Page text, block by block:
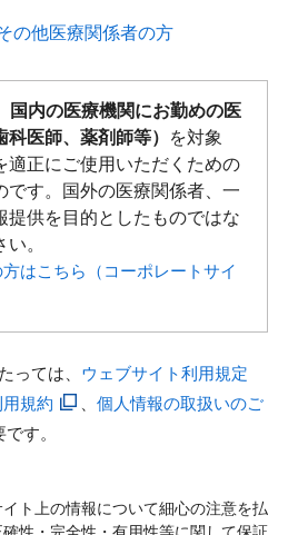
の他医療関係者の方​
国内の医療機関にお勤めの医
医師、薬剤師等）
を対象
適正にご使用いただくための
です。国外の医療関係者、一
提供を目的としたものではな
。
はこちら（コーポレートサイ
っては、 ウェブサイト利用規定
規約
個人情報の取扱いのご
す。
ト上の情報について細心の注意を払
性・完全性・有用性等に関して保証